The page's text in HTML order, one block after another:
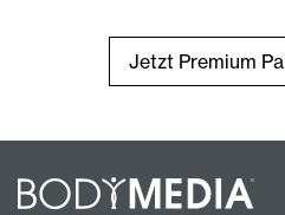
Jetzt Premium